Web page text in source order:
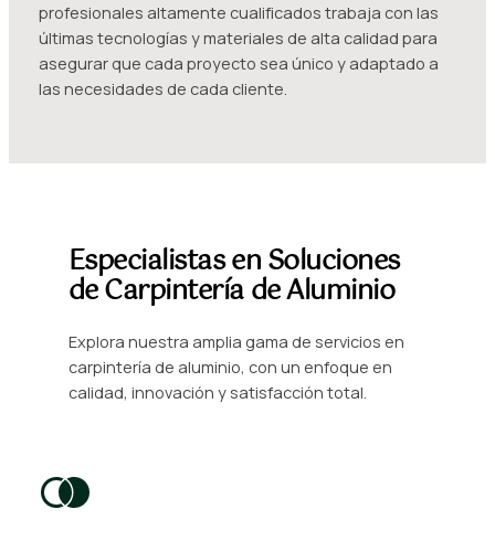
profesionales altamente cualificados trabaja con las
últimas tecnologías y materiales de alta calidad para
asegurar que cada proyecto sea único y adaptado a
las necesidades de cada cliente.
Especialistas en Soluciones
de Carpintería de Aluminio
Explora nuestra amplia gama de servicios en
carpintería de aluminio, con un enfoque en
calidad, innovación y satisfacción total.